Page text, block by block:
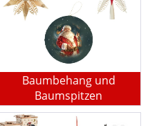
Baumbehang und
Baumspitzen